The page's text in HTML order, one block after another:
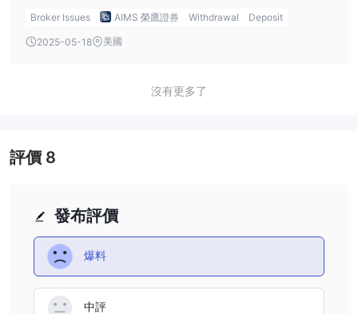
Skrill, and others. I’ve used Bitcoin for both deposits and
payment methods makes my experience even more
Broker Issues AIMS 榮鷹證券 Withdrawal Deposit
2025-05-18 美國
沒有更多了
發布評價
爆料
中評
評價 8